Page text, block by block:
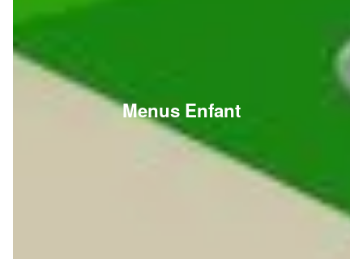
Menus Enfant